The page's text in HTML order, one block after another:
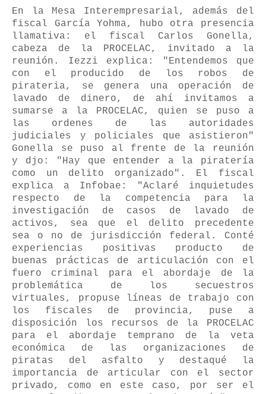
En la Mesa Interempresarial, además del
fiscal García Yohma, hubo otra presencia
llamativa: el fiscal Carlos Gonella,
cabeza de la PROCELAC, invitado a la
reunión. Iezzi explica: "Entendemos que
con el producido de los robos de
pirateria, se genera una operación de
lavado de dinero, de ahí invitamos a
sumarse a la PROCELAC, quien se puso a
las ordenes de las autoridades
judiciales y policiales que asistieron"
Gonella se puso al frente de la reunión
y djo: "Hay que entender a la piratería
como un delito organizado". El fiscal
explica a Infobae: "Aclaré inquietudes
respecto de la competencia para la
investigación de casos de lavado de
activos, sea que el delito precedente
sea o no de jurisdicción federal. Conté
experiencias positivas producto de
buenas prácticas de articulación con el
fuero criminal para el abordaje de la
problemática de los secuestros
virtuales, propuse líneas de trabajo con
los fiscales de provincia, puse a
disposición los recursos de la PROCELAC
para el abordaje temprano de la veta
económica de las organizaciones de
piratas del asfalto y destaqué la
importancia de articular con el sector
privado, como en este caso, por ser el